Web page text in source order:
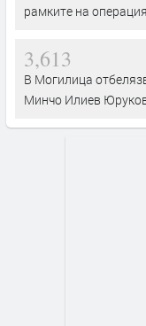
рамките на
3,613
В Могилица
Минчо Илиев